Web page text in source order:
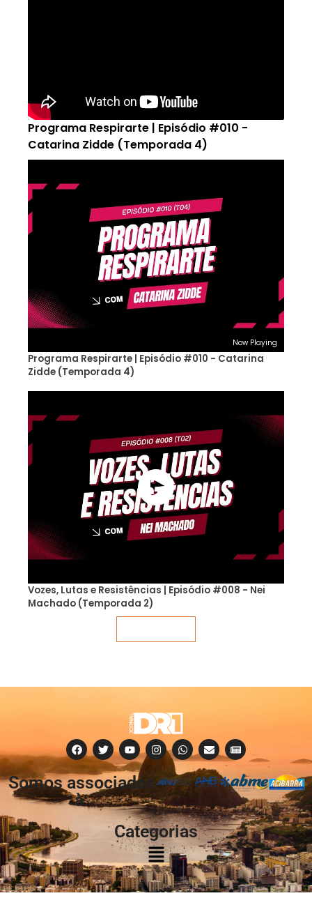
Programa Respirarte | Episódio #010 -
Catarina Zidde (Temporada 4)
Now Playing
Programa Respirarte | Episódio #010 - Catarina
Zidde (Temporada 4)
Vozes, Lutas e Resistências | Episódio #008 - Nei
Machado (Temporada 2)
Somos associados
à:
Categorias